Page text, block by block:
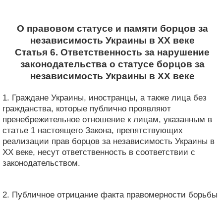
О правовом статусе и памяти борцов за
независимость Украины в XX веке
Статья 6. Ответственность за нарушение
законодательства о статусе борцов за
независимость Украины в XX веке
1. Граждане Украины, иностранцы, а также лица без
гражданства, которые публично проявляют
пренебрежительное отношение к лицам, указанным в
статье 1 настоящего Закона, препятствующих
реализации прав борцов за независимость Украины в
XX веке, несут ответственность в соответствии с
законодательством.
2. Публичное отрицание факта правомерности борьбы